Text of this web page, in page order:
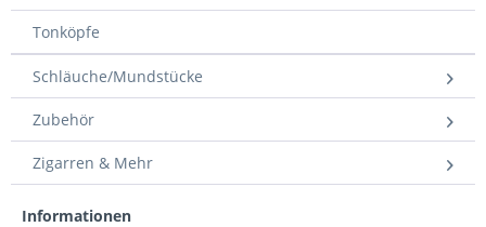
Tonköpfe
Schläuche/Mundstücke
Zubehör
Zigarren & Mehr
Informationen